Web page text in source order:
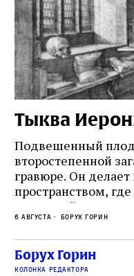
Тыква
Подвешенный
второстепенной
гравюре. Он
пространством,
греческий и
церковная
точность и
убеждённый в
читатель,
6 августа Борух Горин
Борух Горин
колонка редактора